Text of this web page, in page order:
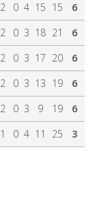
2 0 4 15 15
6
2 0 3 18 21
6
2 0 3 17 20
6
2 0 3 13 19
6
2 0 3 9 19
6
1 0 4 11 25 3